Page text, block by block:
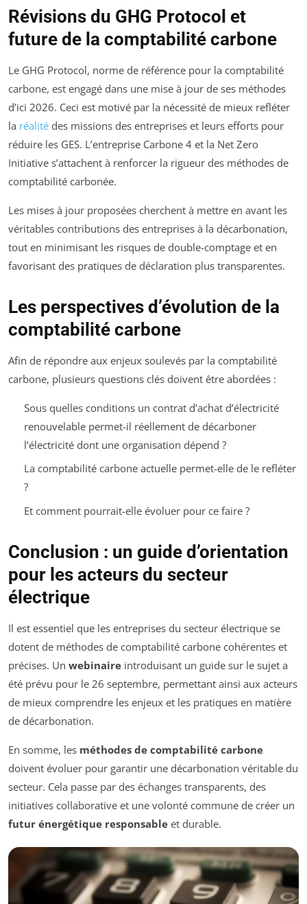
Révisions du GHG Protocol et
future de la comptabilité carbone
Le GHG Protocol, norme de référence pour la comptabilité
carbone, est engagé dans une mise à jour de ses méthodes
d’ici 2026. Ceci est motivé par la nécessité de mieux refléter
la réalité des missions des entreprises et leurs efforts pour
réduire les GES. L’entreprise Carbone 4 et la Net Zero
Initiative s’attachent à renforcer la rigueur des méthodes de
comptabilité carbonée.
Les mises à jour proposées cherchent à mettre en avant les
véritables contributions des entreprises à la décarbonation,
tout en minimisant les risques de double-comptage et en
favorisant des pratiques de déclaration plus transparentes.
Les perspectives d’évolution de la
comptabilité carbone
Afin de répondre aux enjeux soulevés par la comptabilité
carbone, plusieurs questions clés doivent être abordées :
Sous quelles conditions un contrat d’achat d’électricité
renouvelable permet-il réellement de décarboner
l’électricité dont une organisation dépend ?
La comptabilité carbone actuelle permet-elle de le refléter
?
Et comment pourrait-elle évoluer pour ce faire ?
Conclusion : un guide d’orientation
pour les acteurs du secteur
électrique
Il est essentiel que les entreprises du secteur électrique se
dotent de méthodes de comptabilité carbone cohérentes et
précises. Un webinaire introduisant un guide sur le sujet a
été prévu pour le 26 septembre, permettant ainsi aux acteurs
de mieux comprendre les enjeux et les pratiques en matière
de décarbonation.
En somme, les méthodes de comptabilité carbone
doivent évoluer pour garantir une décarbonation véritable du
secteur. Cela passe par des échanges transparents, des
initiatives collaborative et une volonté commune de créer un
futur énergétique responsable et durable.